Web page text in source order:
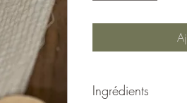
Ingrédients